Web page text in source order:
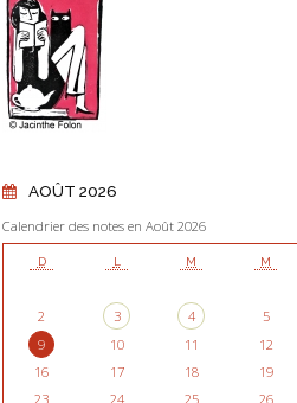
AOÛT 2026
Calendrier des notes en Août 2026
D L M M
2
3 4 5
9
10 11 12
16
17 18 19
23
24 25 26